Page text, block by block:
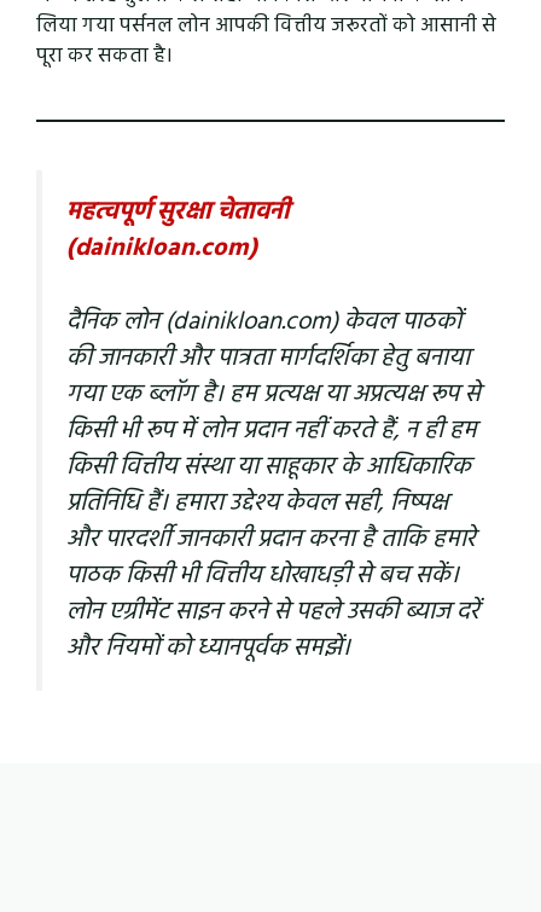
लिया गया पर्सनल लोन आपकी वित्तीय जरूरतों को आसानी से
पूरा कर सकता है।
महत्वपूर्ण सुरक्षा चेतावनी
(dainikloan.com)
दैनिक लोन (dainikloan.com) केवल पाठकों
की जानकारी और पात्रता मार्गदर्शिका हेतु बनाया
गया एक ब्लॉग है। हम प्रत्यक्ष या अप्रत्यक्ष रूप से
किसी भी रूप में लोन प्रदान नहीं करते हैं, न ही हम
किसी वित्तीय संस्था या साहूकार के आधिकारिक
प्रतिनिधि हैं। हमारा उद्देश्य केवल सही, निष्पक्ष
और पारदर्शी जानकारी प्रदान करना है ताकि हमारे
पाठक किसी भी वित्तीय धोखाधड़ी से बच सकें।
लोन एग्रीमेंट साइन करने से पहले उसकी ब्याज दरें
और नियमों को ध्यानपूर्वक समझें।